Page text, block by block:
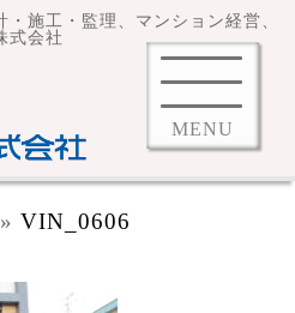
施工・監理、マンション経営、
式会社
MENU
»VIN_0606